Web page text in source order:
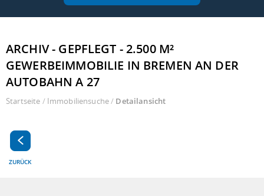
ARCHIV - GEPFLEGT - 2.500 M²
GEWERBEIMMOBILIE IN BREMEN AN DER
AUTOBAHN A 27
Startseite / Immobiliensuche/ Detailansicht
ZURÜCK